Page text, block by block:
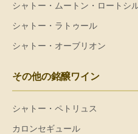
シャトー・ムートン・ロートシ
シャトー・ラトゥール
シャトー・オーブリオン
その他の銘醸ワイン
シャトー・ペトリュス
カロンセギュール